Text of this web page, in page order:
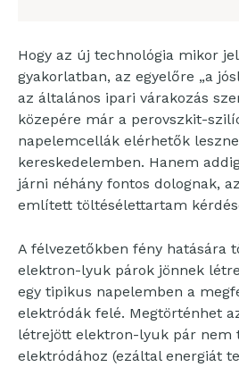
Hogy az új technológia mikor
gyakorlatban, az egyelőre „a
az általános ipari várakozás
közepére már a perovszkit-
napelemcellák elérhetők
kereskedelemben. Hanem
járni néhány fontos dolognak,
említett töltésélettartam
A félvezetőkben fény hatására
elektron-lyuk párok jönnek
egy tipikus napelemben a
elektródák felé. Megtörténhet
létrejött elektron-lyuk pár nem
elektródához (ezáltal energiát